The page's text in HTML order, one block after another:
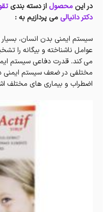
در این محصول از دسته بندی
دکتر دانیالیمی پردازیم به :
سیستم ایمنی بدن انسان،
عوامل ناشناخته و بیگانه را
می کند. قدرت دفاعی سیستم
مختلفی در ضعف سیستم ایمنی
اضطراب و بیماری های مختلف